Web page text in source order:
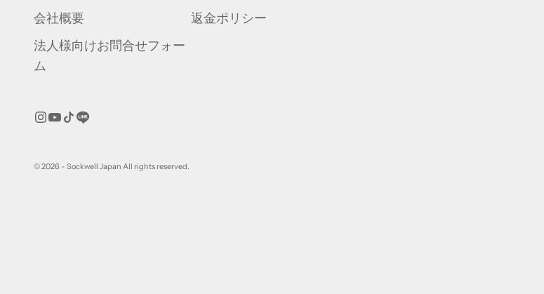
会社概要
法人様向けお問合せフォー
ム
返金ポリシー
© 2026 - Sockwell Japan All rights reserved.